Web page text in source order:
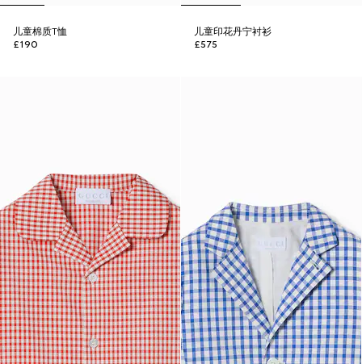
儿童棉质T恤
£190
儿童印花丹宁衬衫
£575